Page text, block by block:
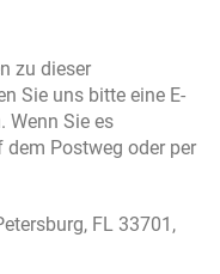
zu dieser
Sie uns bitte eine E-
Wenn Sie es
Postweg oder per
FL 33701,